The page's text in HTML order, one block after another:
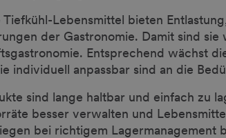
Lebensmittel bieten
der Gastronomie. Damit sind
Entsprechend wächst
individuell anpassbar sind an die
sind lange haltbar und einfach zu
besser verwalten und
bei richtigem Lagermanagement